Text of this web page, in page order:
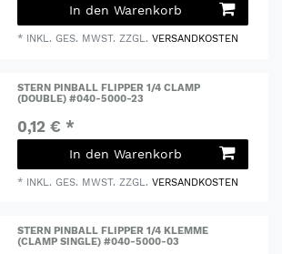
In den Warenkorb
* INKL. GES. MWST. ZZGL.VERSANDKOSTEN
STERN PINBALL FLIPPER 1/4 CLAMP
(DOUBLE) #040-5000-23
0,12 € *
In den Warenkorb
* INKL. GES. MWST. ZZGL.VERSANDKOSTEN
STERN PINBALL FLIPPER 1/4 KLEMME
(CLAMP SINGLE) #040-5000-03